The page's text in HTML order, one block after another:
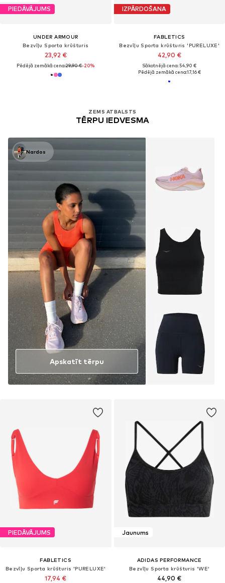
PIEDĀVĀJUMS
UNDER ARMOUR
Bezvīļu Sporta krūšturis
23,92 €
Pēdējā zemākā cena:29,90 €-20%
IZPĀRDOŠANA
FABLETICS
Bezvīļu Sporta krūšturis 'PURELUXE'
42,90 €
Sākotnējā cena: 54,90 €
Pēdējā zemākā cena:17,16 €
ZEMS ATBALSTS
TĒRPU IEDVESMA
Nardos
Apskatīt tērpu
PIEDĀVĀJUMS
FABLETICS
Bezvīļu Sporta krūšturis 'PURELUXE'
17,94 €
Jaunums
ADIDAS PERFORMANCE
Bezvīļu Sporta krūšturis 'WE'
44,90 €